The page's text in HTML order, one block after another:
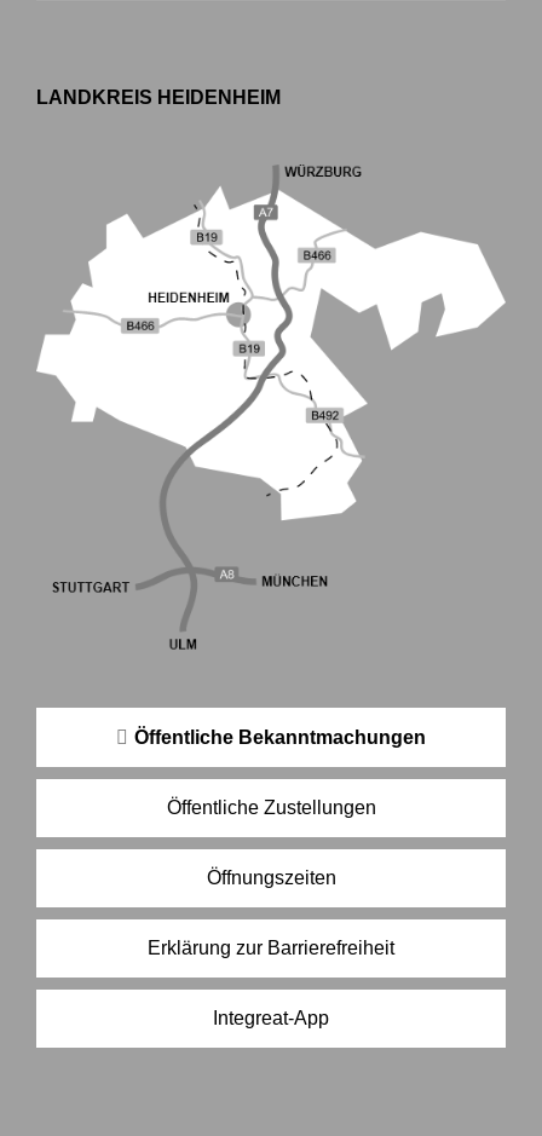
LANDKREIS HEIDENHEIM
Öffentliche Bekanntmachungen
Öffentliche Zustellungen
Öffnungszeiten
Erklärung zur Barrierefreiheit
Integreat-App